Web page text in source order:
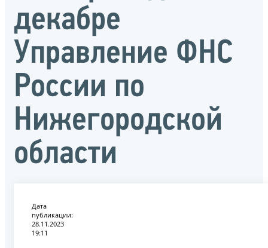
декабре
Управление ФНС
России по
Нижегородской
области
Дата
публикации:
28.11.2023
19:11